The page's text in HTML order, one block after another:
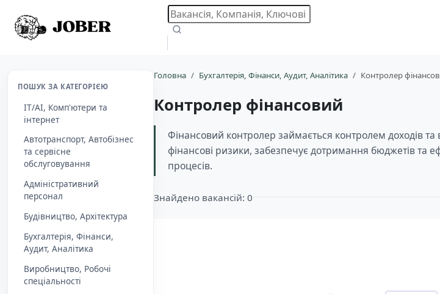
ПОШУК ЗА КАТЕГОРІЄЮ
IT/AI, Комп'ютери та
інтернет
Автотранспорт, Автобізнес
та сервісне
обслуговування
Адміністративний
персонал
Будівництво, Архітектура
Бухгалтерія, Фінанси,
Aудит, Аналітика
Виробництво, Робочі
спеціальності
Головна Бухгалтерія, Фінанси, Aудит, Аналітика Контролер
Контролер фінансовий
Фінансовий контролер займається контролем доходів та
фінансові ризики, забезпечує дотримання бюджетів та
процесів.
Знайдено вакансій: 0